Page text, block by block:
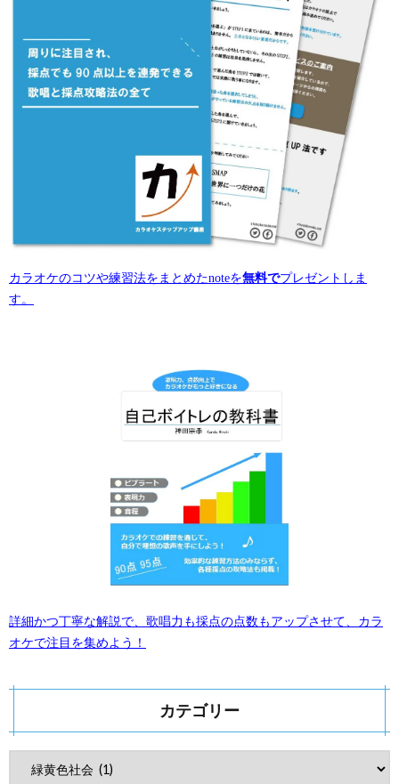
カラオケのコツや練習法をまとめたnoteを無料でプレゼントしま
す。
詳細かつ丁寧な解説で、歌唱力も採点の点数もアップさせて、カラ
オケで注目を集めよう！
カテゴリー